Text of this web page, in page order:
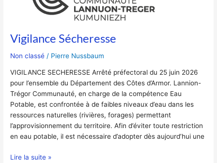
Vigilance Sécheresse
Non classé / Pierre Nussbaum
VIGILANCE SECHERESSE Arrêté préfectoral du 25 juin 2026
pour l’ensemble du Département des Côtes d’Armor. Lannion-
Trégor Communauté, en charge de la compétence Eau
Potable, est confrontée à de faibles niveaux d’eau dans les
ressources naturelles (rivières, forages) permettant
l’approvisionnement du territoire. Afin d’éviter toute restriction
en eau potable, il est nécessaire d’adopter dès aujourd’hui une
Lire la suite »